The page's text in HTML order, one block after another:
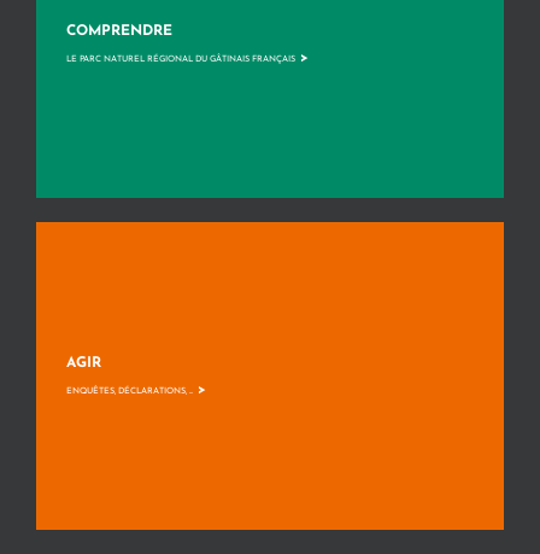
COMPRENDRE
LE PARC NATUREL RÉGIONAL DU GÂTINAIS FRANÇAIS >
AGIR
ENQUÊTES, DÉCLARATIONS, ... >